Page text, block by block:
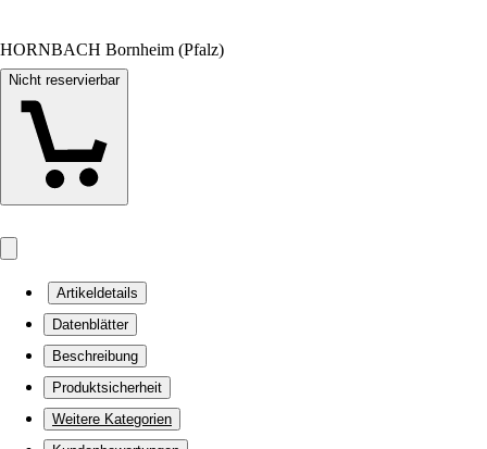
HORNBACH Bornheim (Pfalz)
Nicht reservierbar
Artikeldetails
Datenblätter
Beschreibung
Produktsicherheit
Weitere Kategorien